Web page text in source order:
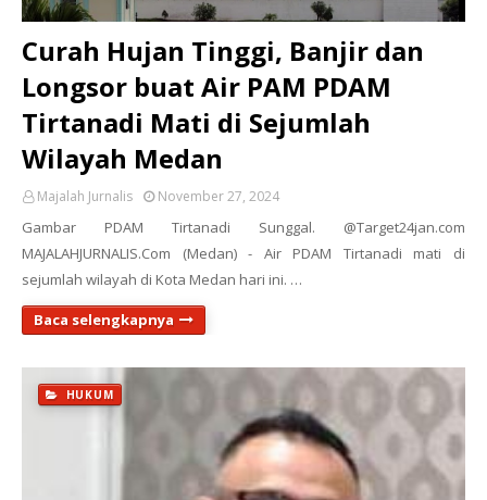
Curah Hujan Tinggi, Banjir dan
Longsor buat Air PAM PDAM
Tirtanadi Mati di Sejumlah
Wilayah Medan
Majalah Jurnalis November 27, 2024
Gambar PDAM Tirtanadi Sunggal. @Target24jan.com
MAJALAHJURNALIS.Com (Medan) - Air PDAM Tirtanadi mati di
sejumlah wilayah di Kota Medan hari ini. …
Baca selengkapnya
HUKUM